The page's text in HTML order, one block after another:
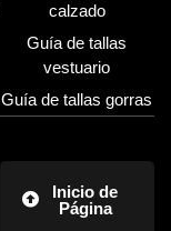
calzado
Guía de tallas
vestuario
Guía de tallas gorras
Inicio de
Página